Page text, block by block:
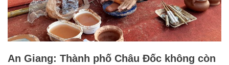
An Giang: Thành phố Châu Đốc không còn